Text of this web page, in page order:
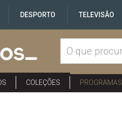
DESPORTO TELEVISÃO
COLEÇÕES PROGRAMAS